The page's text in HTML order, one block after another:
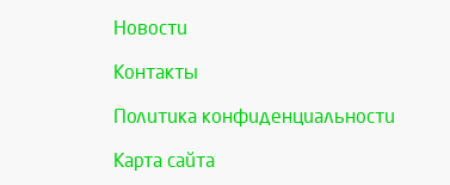
Новости
Контакты
Политика конфиденциальности
Карта сайта